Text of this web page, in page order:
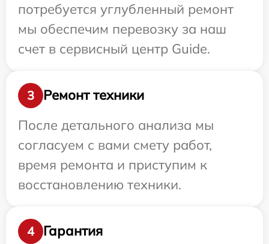
потребуется углубленный ремонт
мы обеспечим перевозку за наш
счет в сервисный центр Guide.
3
Ремонт техники
После детального анализа мы
согласуем с вами смету работ,
время ремонта и приступим к
восстановлению техники.
4
Гарантия